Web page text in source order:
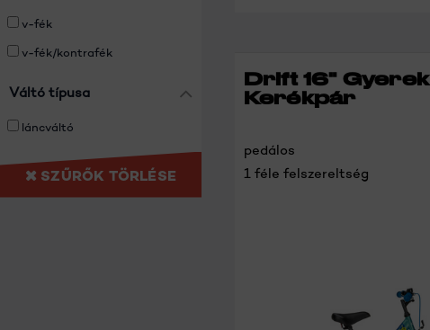
v-fék
v-fék/kontrafék
Váltó típusa
láncváltó
SZŰRŐK TÖRLÉSE
Drift 16" Gyerek
Kerékpár
pedálos
1 féle felszereltség